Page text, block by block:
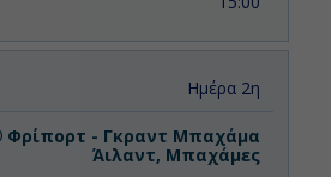
Ημέρα 2η
Φρίπορτ - Γκραντ Μπαχάμα
Άιλαντ, Μπαχάμες